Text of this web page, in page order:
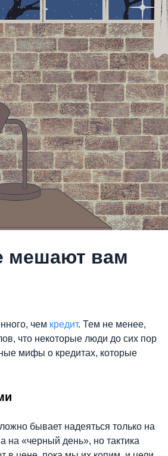
мешают вам
чем кредит. Тем не менее,
что некоторые люди до сих пор
мифы о кредитах, которые
бывает надеяться только на
на «черный день», но тактика